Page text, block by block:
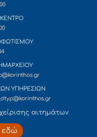
ΥΠΗΡΕΣΙΩΝ
αιτημάτων
εδώ